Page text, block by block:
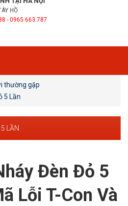
HỒ
- 0965.663.787
thường gặp
5 Lần
LẦN
Đèn Đỏ 5
Lỗi T-Con Và